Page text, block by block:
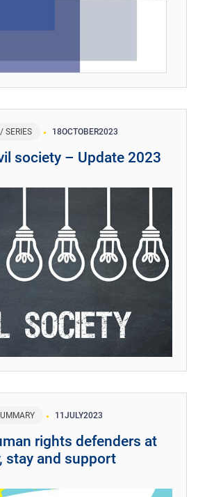
SERIES 18OCTOBER2023
society – Update 2023
11JULY2023
rights defenders at
stay and support